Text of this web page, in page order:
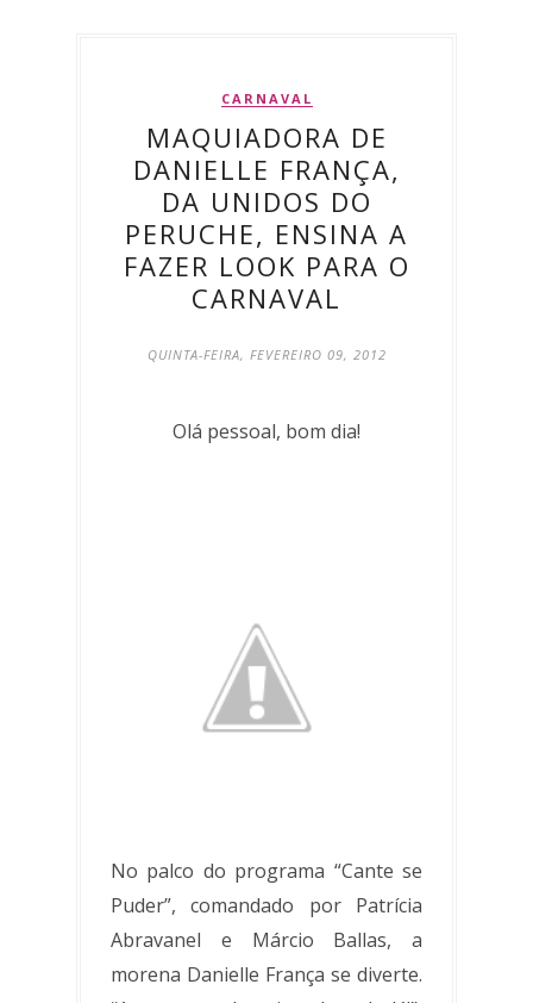
CARNAVAL
MAQUIADORA DE
DANIELLE FRANÇA,
DA UNIDOS DO
PERUCHE, ENSINA A
FAZER LOOK PARA O
CARNAVAL
QUINTA-FEIRA, FEVEREIRO 09, 2012
Olá pessoal, bom dia!
No palco do programa “Cante se
Puder”, comandado por Patrícia
Abravanel e Márcio Ballas, a
morena Danielle França se diverte.